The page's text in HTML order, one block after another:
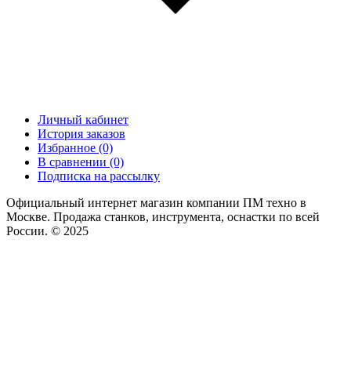
Личный кабинет
История заказов
Избранное (0)
В сравнении (0)
Подписка на рассылку
Официальный интернет магазин компании ПМ техно в
Москве. Продажа станков, инструмента, оснастки по всей
России. © 2025